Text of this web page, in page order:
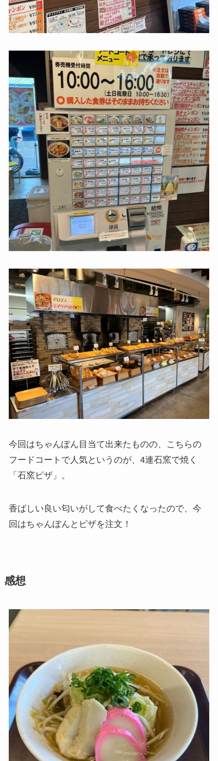
今回はちゃんぽん目当て出来たものの、こちらの
フードコートで人気というのが、4連石窯で焼く
「石窯ピザ」。
香ばしい良い匂いがして食べたくなったので、今
回はちゃんぽんとピザを注文！
感想